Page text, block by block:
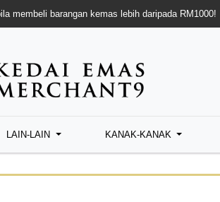
membeli barangan kemas lebih daripada RM1000!
LAIN-LAIN KANAK-KANAK